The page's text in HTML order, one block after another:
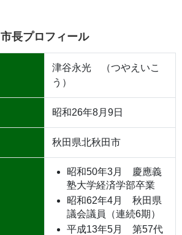
市長プロフィール
津谷永光 （つやえいこ
う）
昭和26年8月9日
秋田県北秋田市
昭和50年3月 慶應義
塾大学経済学部卒業
昭和62年4月 秋田県
議会議員（連続6期）
平成13年5月 第57代